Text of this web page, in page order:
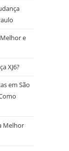
e
XJ6?
em São
Melhor